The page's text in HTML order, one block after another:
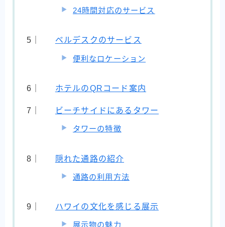
24時間対応のサービス
ベルデスクのサービス
便利なロケーション
ホテルのQRコード案内
ビーチサイドにあるタワー
タワーの特徴
隠れた通路の紹介
通路の利用方法
ハワイの文化を感じる展示
展示物の魅力